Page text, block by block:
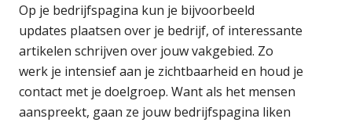
Op je bedrijfspagina kun je bijvoorbeeld
updates plaatsen over je bedrijf, of interessante
artikelen schrijven over jouw vakgebied. Zo
werk je intensief aan je zichtbaarheid en houd je
contact met je doelgroep. Want als het mensen
aanspreekt, gaan ze jouw bedrijfspagina liken